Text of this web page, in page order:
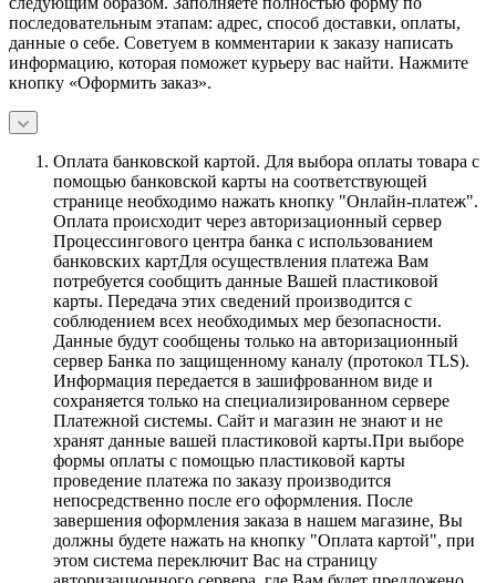
последовательным этапам: адрес, способ доставки, оплаты,
данные о себе. Советуем в комментарии к заказу написать
информацию, которая поможет курьеру вас найти. Нажмите
кнопку «Оформить заказ».
Оплата банковской картой. Для выбора оплаты товара с
помощью банковской карты на соответствующей
странице необходимо нажать кнопку "Онлайн-платеж".
Оплата происходит через авторизационный сервер
Процессингового центра банка с использованием
банковских картДля осуществления платежа Вам
потребуется сообщить данные Вашей пластиковой
карты. Передача этих сведений производится с
соблюдением всех необходимых мер безопасности.
Данные будут сообщены только на авторизационный
сервер Банка по защищенному каналу (протокол TLS).
Информация передается в зашифрованном виде и
сохраняется только на специализированном сервере
Платежной системы. Сайт и магазин не знают и не
хранят данные вашей пластиковой карты.При выборе
формы оплаты с помощью пластиковой карты
проведение платежа по заказу производится
непосредственно после его оформления. После
завершения оформления заказа в нашем магазине, Вы
должны будете нажать на кнопку "Оплата картой", при
этом система переключит Вас на страницу